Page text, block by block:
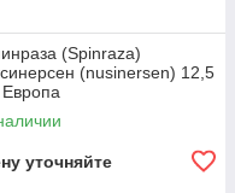
из Европы, что
(Spinraza)
(nusinersen) 12,5
Европа
уточняйте